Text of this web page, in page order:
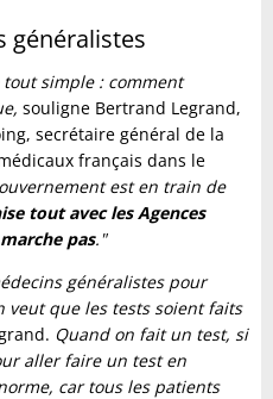
généralistes
simple : comment
souligne Bertrand Legrand,
secrétaire général de la
français dans le
est en train de
tout avec les Agences
pas."
généralistes pour
veut que les tests soient faits
Quand on fait un test, si
aller faire un test en
car tous les patients